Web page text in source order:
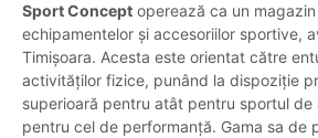
Sport Concept operează ca un
echipamentelor și accesoriilor sportive,
Timișoara. Acesta este orientat către
activităților fizice, punând la dispoziție
superioară pentru atât pentru sportul de
pentru cel de performanță. Gama sa de